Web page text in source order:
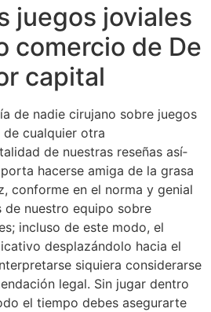
juegos joviales
comercio de De
capital
de nadie cirujano sobre juegos
cualquier otra
de nuestras reseñas así­
hacerse amiga de la grasa
conforme en el norma y genial
nuestro equipo sobre
incluso de este modo, el
desplazándolo hacia el
siquiera considerarse
legal. Sin jugar dentro
el tiempo debes asegurarte